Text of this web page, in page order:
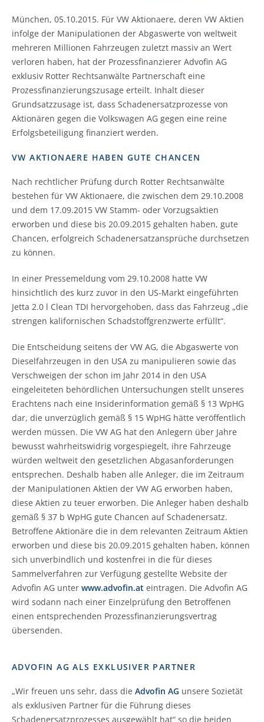
München, 05.10.2015. Für VW Aktionaere, deren VW Aktien
infolge der Manipulationen der Abgaswerte von weltweit
mehreren Millionen Fahrzeugen zuletzt massiv an Wert
verloren haben, hat der Prozessfinanzierer Advofin AG
exklusiv Rotter Rechtsanwälte Partnerschaft eine
Prozessfinanzierungszusage erteilt. Inhalt dieser
Grundsatzzusage ist, dass Schadenersatzprozesse von
Aktionären gegen die Volkswagen AG gegen eine reine
Erfolgsbeteiligung finanziert werden.
VW AKTIONAERE HABEN GUTE CHANCEN
Nach rechtlicher Prüfung durch Rotter Rechtsanwälte
bestehen für VW Aktionaere, die zwischen dem 29.10.2008
und dem 17.09.2015 VW Stamm- oder Vorzugsaktien
erworben und diese bis 20.09.2015 gehalten haben, gute
Chancen, erfolgreich Schadenersatzansprüche durchsetzen
zu können.
In einer Pressemeldung vom 29.10.2008 hatte VW
hinsichtlich des kurz zuvor in den US-Markt eingeführten
Jetta 2.0 l Clean TDI hervorgehoben, dass das Fahrzeug „die
strengen kalifornischen Schadstoffgrenzwerte erfüllt“.
Die Entscheidung seitens der VW AG, die Abgaswerte von
Dieselfahrzeugen in den USA zu manipulieren sowie das
Verschweigen der schon im Jahr 2014 in den USA
eingeleiteten behördlichen Untersuchungen stellt unseres
Erachtens nach eine Insiderinformation gemäß § 13 WpHG
dar, die unverzüglich gemäß § 15 WpHG hätte veröffentlich
werden müssen. Die VW AG hat den Anlegern über Jahre
bewusst wahrheitswidrig vorgespiegelt, ihre Fahrzeuge
würden weltweit den gesetzlichen Abgasanforderungen
entsprechen. Deshalb haben alle Anleger, die im Zeitraum
der Manipulationen Aktien der VW AG erworben haben,
diese Aktien zu teuer erworben. Die Anleger haben deshalb
gemäß § 37 b WpHG gute Chancen auf Schadenersatz.
Betroffene Aktionäre die in dem relevanten Zeitraum Aktien
erworben und diese bis 20.09.2015 gehalten haben, können
sich unverbindlich und kostenfrei in die für dieses
Sammelverfahren zur Verfügung gestellte Website der
Advofin AG unter www.advofin.at eintragen. Die Advofin AG
wird sodann nach einer Einzelprüfung den Betroffenen
einen entsprechenden Prozessfinanzierungsvertrag
übersenden.
ADVOFIN AG ALS EXKLUSIVER PARTNER
„Wir freuen uns sehr, dass die Advofin AG unsere Sozietät
als exklusiven Partner für die Führung dieses
Schadenersatzprozesses ausgewählt hat“ so die beiden